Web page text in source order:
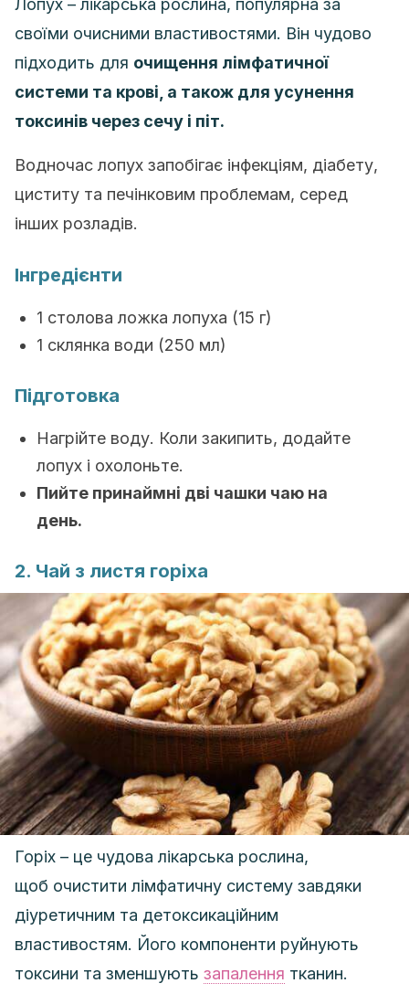
Лопух – лікарська рослина, популярна за
своїми очисними властивостями. Він чудово
підходить для очищення лімфатичної
системи та крові, а також для усунення
токсинів через сечу і піт.
Водночас лопух запобігає інфекціям, діабету,
циститу та печінковим проблемам, серед
інших розладів.
Інгредієнти
1 столова ложка лопуха (15 г)
1 склянка води (250 мл)
Підготовка
Нагрійте воду. Коли закипить, додайте
лопух і охолоньте.
Пийте принаймні дві чашки чаю на
день.
2. Чай з листя горіха
Горіх – це чудова лікарська рослина,
щоб очистити лімфатичну систему завдяки
діуретичним та детоксикаційним
властивостям. Його компоненти руйнують
токсини та зменшують запалення тканин.